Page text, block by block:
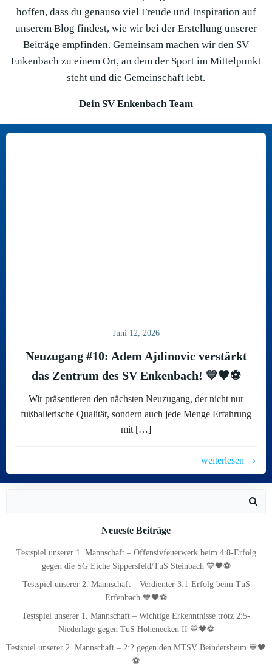
hoffen, dass du genauso viel Freude und Inspiration auf
unserem Blog findest, wie wir bei der Erstellung unserer
Beiträge empfinden. Gemeinsam machen wir den SV
Enkenbach zu einem Ort, an dem der Sport im Mittelpunkt
steht und die Gemeinschaft lebt.
Dein SV Enkenbach Team
Juni 12, 2026
Neuzugang #10: Adem Ajdinovic verstärkt
das Zentrum des SV Enkenbach! 💙🖤⚽
Wir präsentieren den nächsten Neuzugang, der nicht nur
fußballerische Qualität, sondern auch jede Menge Erfahrung
mit […]
weiterlesen
Neueste Beiträge
Testspiel unserer 1. Mannschaft – Offensivfeuerwerk beim 4:8-Erfolg
gegen die SG Eiche Sippersfeld/TuS Steinbach 💙🖤⚽
Testspiel unserer 2. Mannschaft – Verdienter 3:1-Erfolg beim TuS
Erfenbach 💙🖤⚽
Testspiel unserer 1. Mannschaft – Wichtige Erkenntnisse trotz 2:5-
Niederlage gegen TuS Hohenecken II 💙🖤⚽
Testspiel unserer 2. Mannschaft – 2:2 gegen den MTSV Beindersheim 💙🖤
⚽